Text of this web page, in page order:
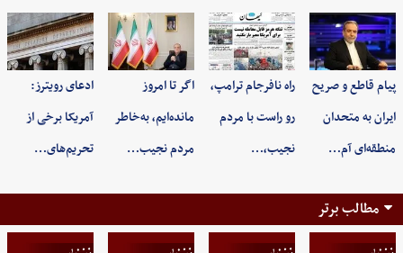
پیام قاطع و صریح
ایران به متحدان
منطقه‌ای آم…
راه نافرجام ترامپ،
رو راست با مردم
نجیب،…
اگر تا امروز
مانده‌ایم، به‌خاطر
مردم نجیب…
ادعای رویترز:
آمریکا برخی از
تحریم‌های…
مطالب برتر